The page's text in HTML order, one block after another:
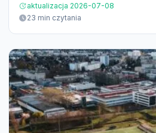
aktualizacja 2026-07-08
23 min czytania